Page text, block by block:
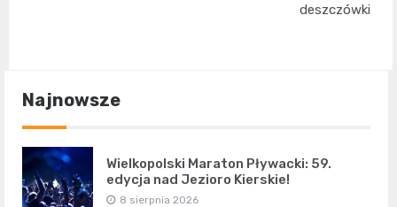
deszczówki
Najnowsze
Wielkopolski Maraton Pływacki: 59.
edycja nad Jezioro Kierskie!
8 sierpnia 2026